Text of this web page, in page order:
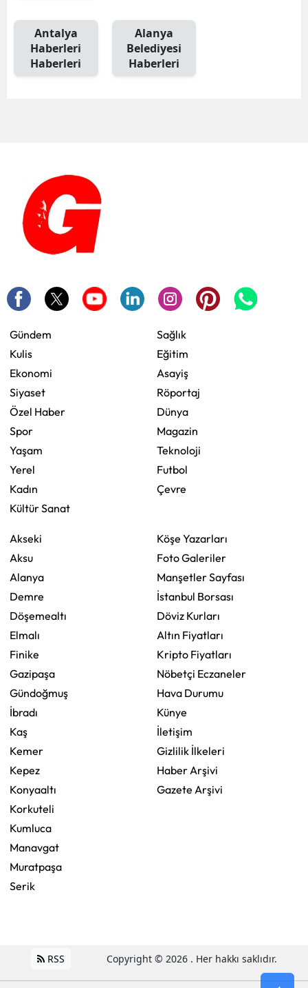
Antalya
Haberleri
Haberleri
Alanya
Belediyesi
Haberleri
Gündem
Kulis
Ekonomi
Siyaset
Özel Haber
Spor
Yaşam
Yerel
Kadın
Kültür Sanat
Sağlık
Eğitim
Asayiş
Röportaj
Dünya
Magazin
Teknoloji
Futbol
Çevre
Akseki
Aksu
Alanya
Demre
Döşemealtı
Elmalı
Finike
Gazipaşa
Gündoğmuş
İbradı
Kaş
Kemer
Kepez
Konyaaltı
Korkuteli
Kumluca
Manavgat
Muratpaşa
Serik
Köşe Yazarları
Foto Galeriler
Manşetler Sayfası
İstanbul Borsası
Döviz Kurları
Altın Fiyatları
Kripto Fiyatları
Nöbetçi Eczaneler
Hava Durumu
Künye
İletişim
Gizlilik İlkeleri
Haber Arşivi
Gazete Arşivi
RSS Copyright © 2026 . Her hakkı saklıdır.